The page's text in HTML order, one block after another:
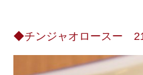
◆チンジャオロースー